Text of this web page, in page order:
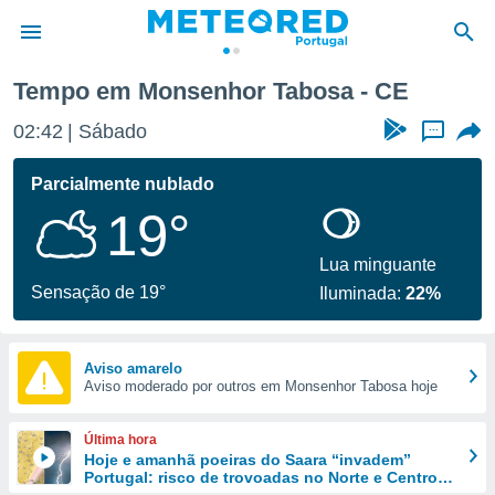
da
foi
fornecidas
a este
das
e
forma
digital
Tempo em Monsenhor Tabosa - CE
02:43 Sábado ...
Parcialmente nublado
19°
Sensação de 19°
Lua minguante
Iluminada:22%
Aviso amarelo
Aviso moderado por outros em Monsenhor Tabosa hoje
Última hora
Hoje e amanhã poeiras do Saara “invadem”
Portugal: risco de trovoadas no Norte e Centro